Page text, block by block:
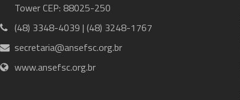
Tower CEP: 88025-250
(48) 3348-4039 | (48) 3248-1767
secretaria@ansefsc.org.br
www.ansefsc.org.br